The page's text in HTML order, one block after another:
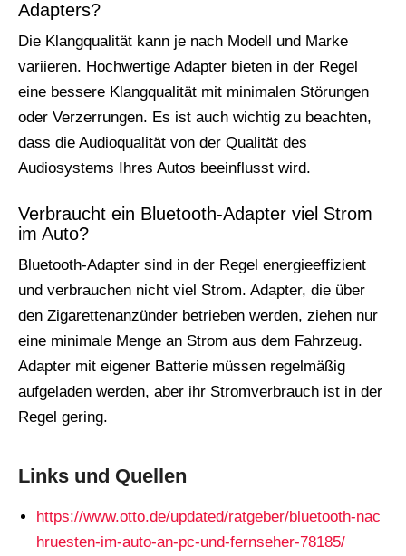
Adapters?
Die Klangqualität kann je nach Modell und Marke
variieren. Hochwertige Adapter bieten in der Regel
eine bessere Klangqualität mit minimalen Störungen
oder Verzerrungen. Es ist auch wichtig zu beachten,
dass die Audioqualität von der Qualität des
Audiosystems Ihres Autos beeinflusst wird.
Verbraucht ein Bluetooth-Adapter viel Strom
im Auto?
Bluetooth-Adapter sind in der Regel energieeffizient
und verbrauchen nicht viel Strom. Adapter, die über
den Zigarettenanzünder betrieben werden, ziehen nur
eine minimale Menge an Strom aus dem Fahrzeug.
Adapter mit eigener Batterie müssen regelmäßig
aufgeladen werden, aber ihr Stromverbrauch ist in der
Regel gering.
Links und Quellen
https://www.otto.de/updated/ratgeber/bluetooth-nac
hruesten-im-auto-an-pc-und-fernseher-78185/